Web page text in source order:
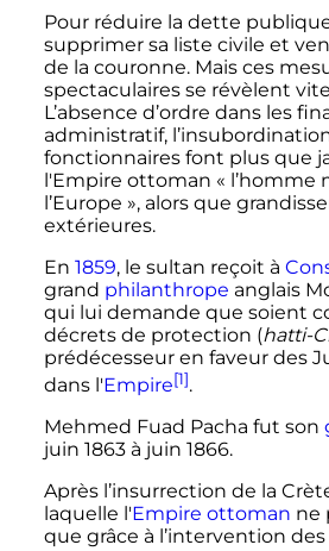
Pour réduire la dette
supprimer sa liste civile et
de la couronne. Mais ces
spectaculaires se révèlent
L’absence d’ordre dans les
administratif,
fonctionnaires font plus que
l'Empire ottoman « l’homme
l’Europe », alors que
extérieures.
En 1859, le sultan reçoit à
grand philanthrope anglais
qui lui demande que soient
décrets de protection (hatti-
prédécesseur en faveur des
dans l'Empire[1].
Mehmed Fuad Pacha fut son
juin 1863 à juin 1866.
Après l’insurrection de la
laquelle l'Empire ottoman ne
que grâce à l’intervention